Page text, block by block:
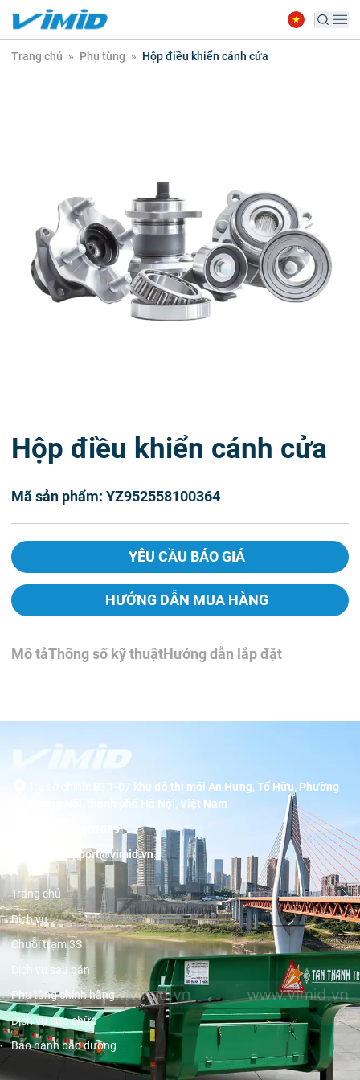
Trang chủ » Phụ tùng » Hộp điều khiển cánh cửa
Hộp điều khiển cánh cửa
Mã sản phẩm: YZ952558100364
YÊU CẦU BÁO GIÁ
HƯỚNG DẪN MUA HÀNG
Mô tảThông số kỹ thuậtHướng dẫn lắp đặt
BT1-07 khu đô thị mới An Hưng, Tố Hữu, Phường
Dương Nội, thành phố Hà Nội, Việt Nam
19001089
support@vimid.vn
Trang chủ
Dịch vụ
Chuỗi trạm 3S
Dịch vụ sau bán
Phụ tùng chính hãng
Dịch vụ sửa chữa
Bảo hành bảo dưỡng